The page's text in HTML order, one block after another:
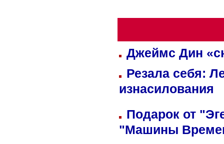
Джеймс Дин
Резала себя:
изнасилования
Подарок от
"Машины